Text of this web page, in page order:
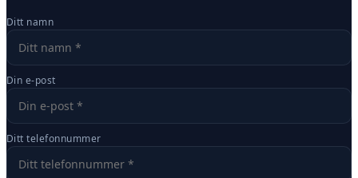
Ditt namn
Din e-post
Ditt telefonnummer